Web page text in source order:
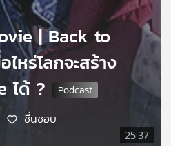
25:37
| Back to
หร่โลกจะสร้าง
ได้ ?
ชื่นชอบ